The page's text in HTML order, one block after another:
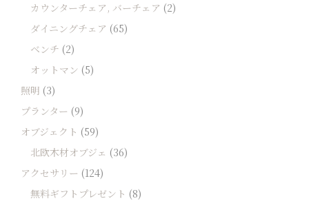
カウンターチェア, バーチェア (2)
ダイニングチェア (65)
ベンチ (2)
オットマン (5)
照明 (3)
プランター (9)
オブジェクト (59)
北欧木材オブジェ (36)
アクセサリー (124)
無料ギフトプレゼント (8)